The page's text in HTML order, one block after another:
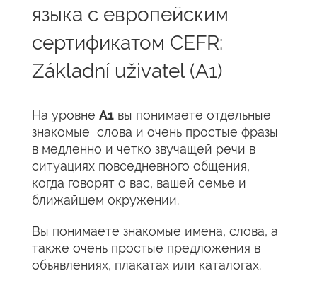
языка с европейским
сертификатом CEFR:
Základní uživatel (A1)
На уровне A1 вы понимаете отдельные
знакомые слова и очень простые фразы
в медленно и четко звучащей речи в
ситуациях повседневного общения,
когда говорят о вас, вашей семье и
ближайшем окружении.
Вы понимаете знакомые имена, слова, а
также очень простые предложения в
объявлениях, плакатах или каталогах.